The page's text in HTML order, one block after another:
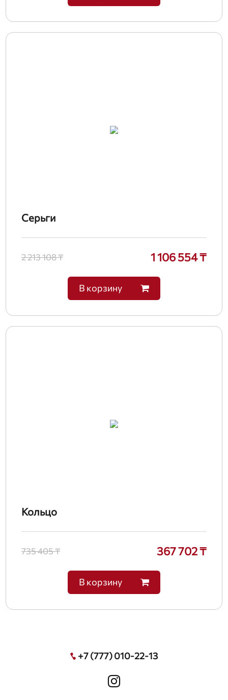
Серьги
2 213 108 ₸ 1 106 554 ₸
В корзину
Кольцо
735 405 ₸ 367 702 ₸
В корзину
+7 (777) 010-22-13